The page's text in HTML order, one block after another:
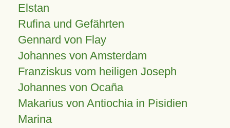
Elstan
Rufina und Gefährten
Gennard von Flay
Johannes von Amsterdam
Franziskus vom heiligen Joseph
Johannes von Ocaña
Makarius von Antiochia in Pisidien
Marina